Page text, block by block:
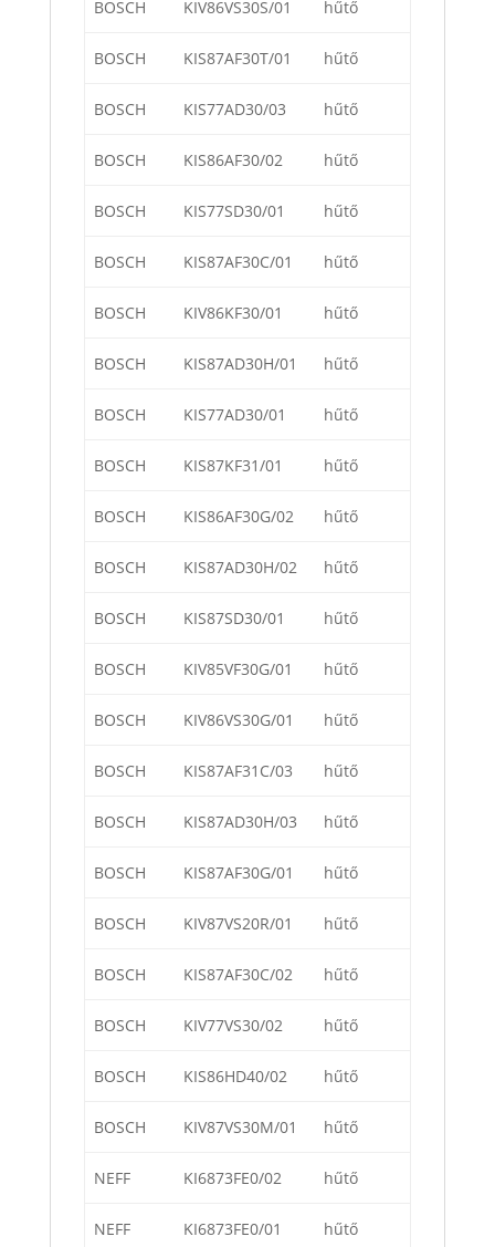
BOSCH KIV86VS30S/01 hűtő
BOSCH KIS87AF30T/01 hűtő
BOSCH KIS77AD30/03 hűtő
BOSCH KIS86AF30/02 hűtő
BOSCH KIS77SD30/01 hűtő
BOSCH KIS87AF30C/01 hűtő
BOSCH KIV86KF30/01 hűtő
BOSCH KIS87AD30H/01 hűtő
BOSCH KIS77AD30/01 hűtő
BOSCH KIS87KF31/01 hűtő
BOSCH KIS86AF30G/02 hűtő
BOSCH KIS87AD30H/02 hűtő
BOSCH KIS87SD30/01 hűtő
BOSCH KIV85VF30G/01 hűtő
BOSCH KIV86VS30G/01 hűtő
BOSCH KIS87AF31C/03 hűtő
BOSCH KIS87AD30H/03 hűtő
BOSCH KIS87AF30G/01 hűtő
BOSCH KIV87VS20R/01 hűtő
BOSCH KIS87AF30C/02 hűtő
BOSCH KIV77VS30/02 hűtő
BOSCH KIS86HD40/02 hűtő
BOSCH KIV87VS30M/01 hűtő
NEFF KI6873FE0/02 hűtő
NEFF KI6873FE0/01 hűtő